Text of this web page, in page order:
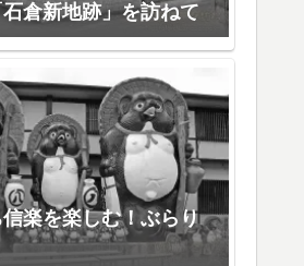
倉新地跡」を訪ねて
楽を楽しむ！ぶらり